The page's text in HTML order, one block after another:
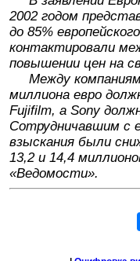
2002 годом
до 85%
контактировали
повышении цен на
Между
миллиона евро
Fujifilm, а Sony
Сотрудничавшим с
взыскания были
13,2 и 14,4
«Ведомости».